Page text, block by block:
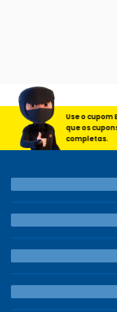
Use o
que os
completas.